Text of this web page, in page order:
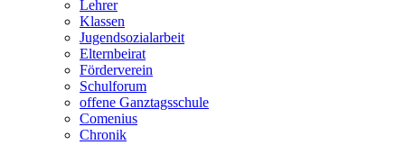
Lehrer
Klassen
Jugendsozialarbeit
Elternbeirat
Förderverein
Schulforum
offene Ganztagsschule
Comenius
Chronik